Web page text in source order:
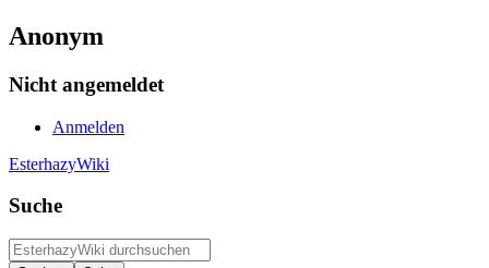
Anonym
Nicht angemeldet
Anmelden
EsterhazyWiki
Suche